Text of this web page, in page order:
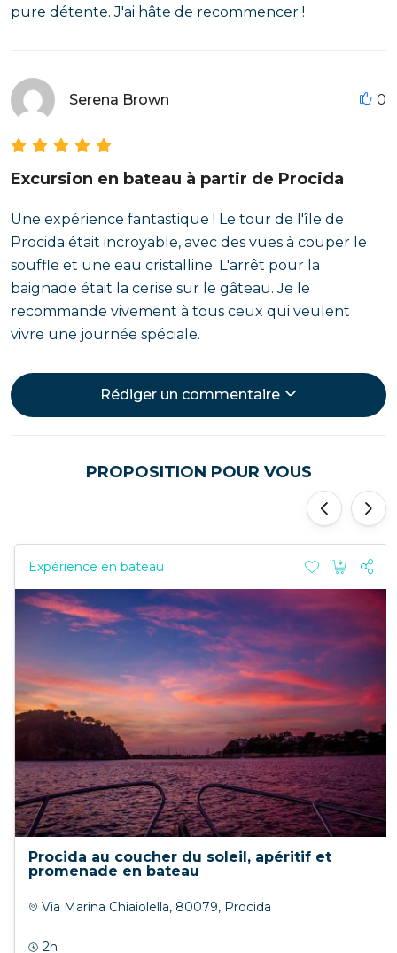
pure détente. J'ai hâte de recommencer !
Serena Brown 0
Excursion en bateau à partir de Procida
Une expérience fantastique ! Le tour de l'île de
Procida était incroyable, avec des vues à couper le
souffle et une eau cristalline. L'arrêt pour la
baignade était la cerise sur le gâteau. Je le
recommande vivement à tous ceux qui veulent
vivre une journée spéciale.
Rédiger un commentaire
PROPOSITION POUR VOUS
Expérience en bateau
Procida au coucher du soleil, apéritif et
promenade en bateau
Via Marina Chiaiolella, 80079, Procida
2h
'